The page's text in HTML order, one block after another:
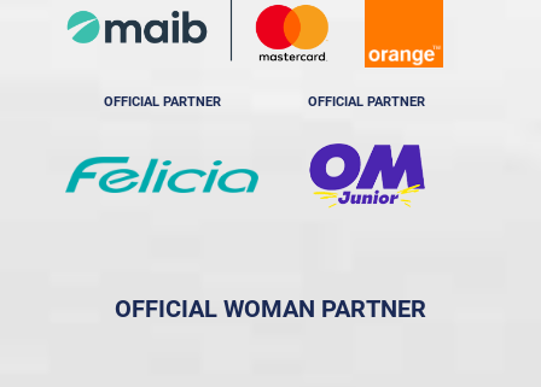
OFFICIAL PARTNER OFFICIAL PARTNER
OFFICIAL WOMAN PARTNER